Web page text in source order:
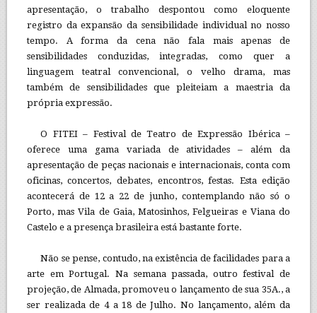
apresentação, o trabalho despontou como eloquente
registro da expansão da sensibilidade individual no nosso
tempo. A forma da cena não fala mais apenas de
sensibilidades conduzidas, integradas, como quer a
linguagem teatral convencional, o velho drama, mas
também de sensibilidades que pleiteiam a maestria da
própria expressão.
O FITEI – Festival de Teatro de Expressão Ibérica –
oferece uma gama variada de atividades – além da
apresentação de peças nacionais e internacionais, conta com
oficinas, concertos, debates, encontros, festas. Esta edição
acontecerá de 12 a 22 de junho, contemplando não só o
Porto, mas Vila de Gaia, Matosinhos, Felgueiras e Viana do
Castelo e a presença brasileira está bastante forte.
Não se pense, contudo, na existência de facilidades para a
arte em Portugal. Na semana passada, outro festival de
projeção, de Almada, promoveu o lançamento de sua 35A., a
ser realizada de 4 a 18 de Julho. No lançamento, além da